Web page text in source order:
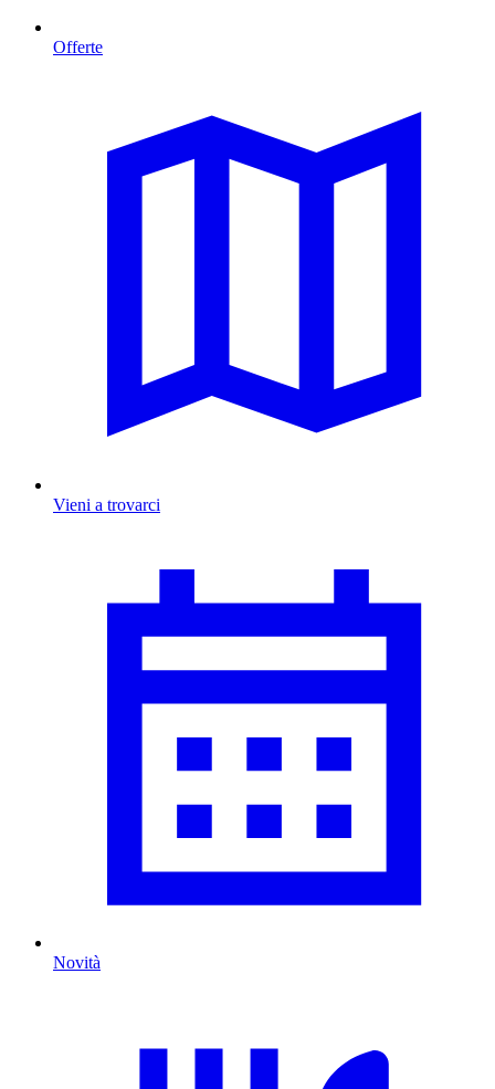
Offerte
Vieni a trovarci
Novità